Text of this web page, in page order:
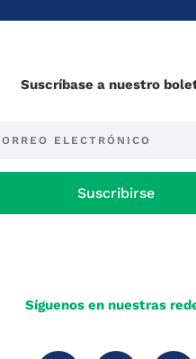
Suscríbase a nuestro
Suscribirse
Síguenos en nuestras